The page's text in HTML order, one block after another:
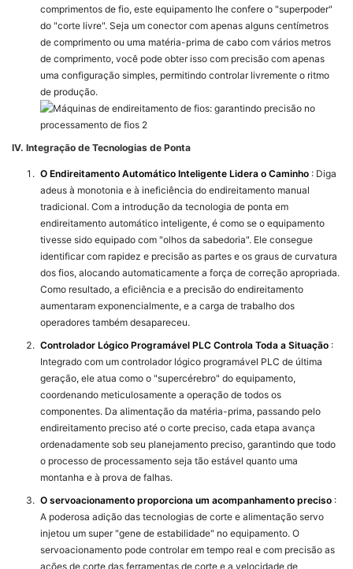
comprimentos de fio, este equipamento lhe confere o "superpoder"
do "corte livre". Seja um conector com apenas alguns centímetros
de comprimento ou uma matéria-prima de cabo com vários metros
de comprimento, você pode obter isso com precisão com apenas
uma configuração simples, permitindo controlar livremente o ritmo
de produção.
IV. Integração de Tecnologias de Ponta
O Endireitamento Automático Inteligente Lidera o Caminho : Diga
adeus à monotonia e à ineficiência do endireitamento manual
tradicional. Com a introdução da tecnologia de ponta em
endireitamento automático inteligente, é como se o equipamento
tivesse sido equipado com "olhos da sabedoria". Ele consegue
identificar com rapidez e precisão as partes e os graus de curvatura
dos fios, alocando automaticamente a força de correção apropriada.
Como resultado, a eficiência e a precisão do endireitamento
aumentaram exponencialmente, e a carga de trabalho dos
operadores também desapareceu.
Controlador Lógico Programável PLC Controla Toda a Situação :
Integrado com um controlador lógico programável PLC de última
geração, ele atua como o "supercérebro" do equipamento,
coordenando meticulosamente a operação de todos os
componentes. Da alimentação da matéria-prima, passando pelo
endireitamento preciso até o corte preciso, cada etapa avança
ordenadamente sob seu planejamento preciso, garantindo que todo
o processo de processamento seja tão estável quanto uma
montanha e à prova de falhas.
O servoacionamento proporciona um acompanhamento preciso :
A poderosa adição das tecnologias de corte e alimentação servo
injetou um super "gene de estabilidade" no equipamento. O
servoacionamento pode controlar em tempo real e com precisão as
ações de corte das ferramentas de corte e a velocidade de